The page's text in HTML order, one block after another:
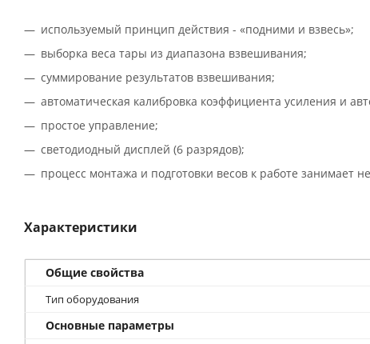
используемый принцип действия - «подними и взвесь»;
выборка веса тары из диапазона взвешивания;
суммирование результатов взвешивания;
автоматическая калибровка коэффициента усиления и
простое управление;
светодиодный дисплей (6 разрядов);
процесс монтажа и подготовки весов к работе занимает
Характеристики
Общие свойства
Тип оборудования
Основные параметры